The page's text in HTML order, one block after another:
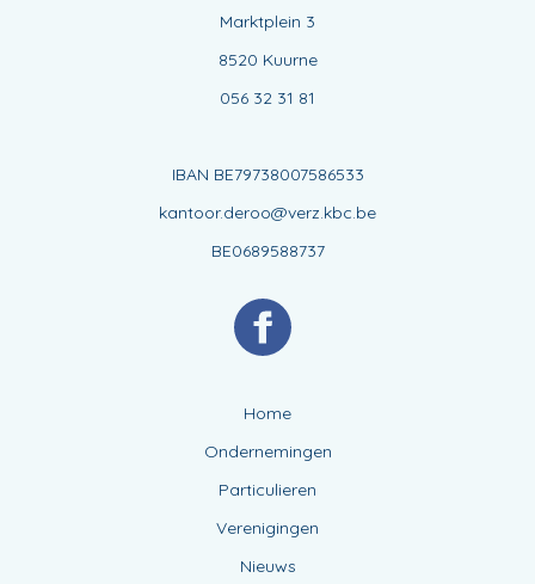
Marktplein 3
8520 Kuurne
056 32 31 81
IBAN BE79738007586533
kantoor.deroo@verz.kbc.be
BE0689588737
Home
Ondernemingen
Particulieren
Verenigingen
Nieuws